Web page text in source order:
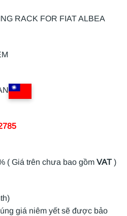
RACK FOR FIAT ALBEA
( Giá trên chưa bao gồmVAT )
giá niêm yết sẽ được bảo